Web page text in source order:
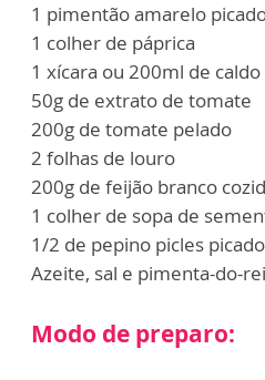
1 pimentão amarelo
1 colher de páprica
1 xícara ou 200ml de
50g de extrato de tomate
200g de tomate pelado
2 folhas de louro
200g de feijão branco
1 colher de sopa de
1/2 de pepino picles
Azeite, sal e pimenta-do-
Modo de preparo: